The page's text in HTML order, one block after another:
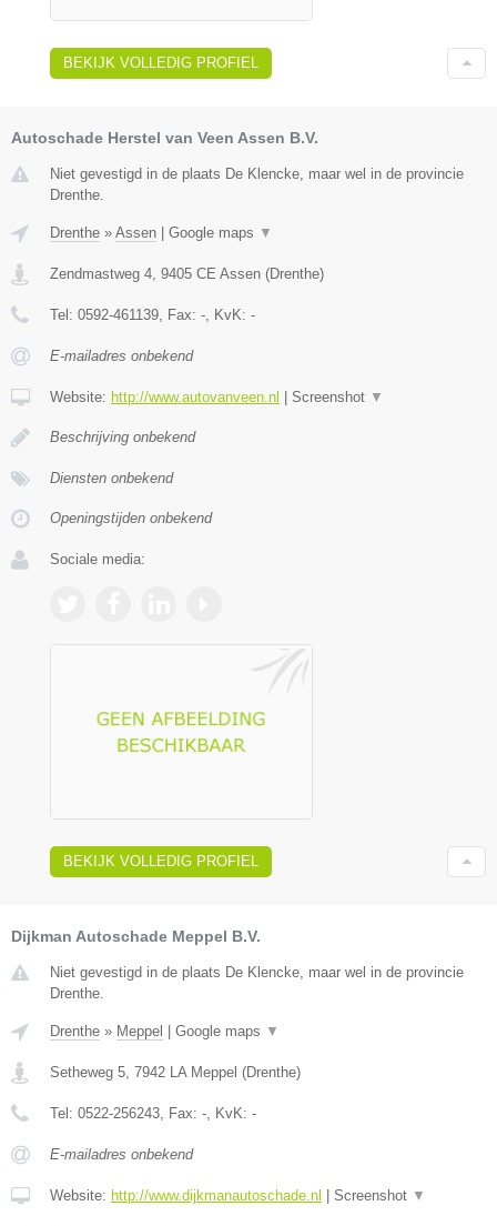
BEKIJK VOLLEDIG PROFIEL
Autoschade Herstel van Veen Assen B.V.
Niet gevestigd in de plaats De Klencke, maar wel in de provincie
Drenthe.
Drenthe » Assen | Google maps ▼
Zendmastweg 4 9405 CE Assen (Drenthe)
Tel: 0592-461139 , Fax: - , KvK: -
E-mailadres onbekend
Website: http://www.autovanveen.nl | Screenshot ▼
Beschrijving onbekend
Diensten onbekend
Openingstijden onbekend
Sociale media:
BEKIJK VOLLEDIG PROFIEL
Dijkman Autoschade Meppel B.V.
Niet gevestigd in de plaats De Klencke, maar wel in de provincie
Drenthe.
Drenthe » Meppel Google maps ▼
Setheweg 5, 7942 LA Meppel (Drenthe)
Tel: 0522-256243, Fax: -, KvK: -
E-mailadres onbekend
Website: http://www.dijkmanautoschade.nl Screenshot ▼